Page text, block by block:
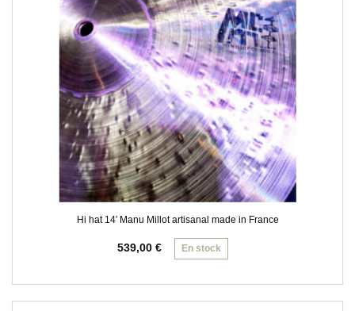
Hi hat 14′ Manu Millot artisanal made in France
539,00 € En stock